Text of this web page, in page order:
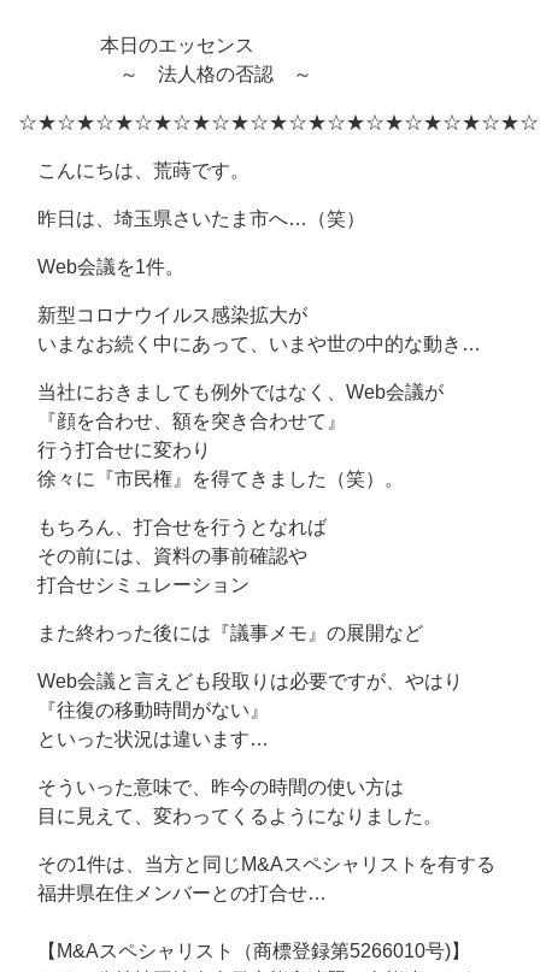
本日のエッセンス
～ 法人格の否認 ～
こんにちは、荒蒔です。
昨日は、埼玉県さいたま市へ…（笑）
Web会議を1件。
新型コロナウイルス感染拡大が
いまなお続く中にあって、いまや世の中的な動き…
当社におきましても例外ではなく、Web会議が
『顔を合わせ、額を突き合わせて』
行う打合せに変わり
徐々に『市民権』を得てきました（笑）。
もちろん、打合せを行うとなれば
その前には、資料の事前確認や
打合せシミュレーション
また終わった後には『議事メモ』の展開など
Web会議と言えども段取りは必要ですが、やはり
『往復の移動時間がない』
といった状況は違います…
そういった意味で、昨今の時間の使い方は
目に見えて、変わってくるようになりました。
その1件は、当方と同じM&Aスペシャリストを有する
福井県在住メンバーとの打合せ…
【M&Aスペシャリスト（商標登録第5266010号)】